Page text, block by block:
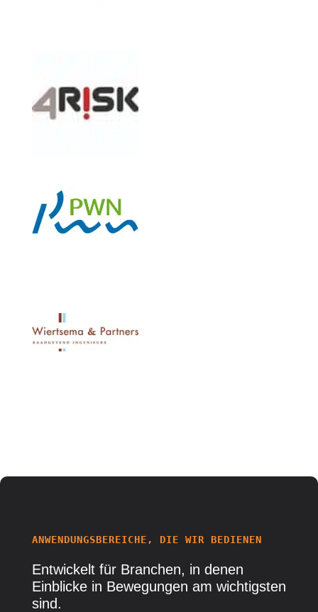
ANWENDUNGSBEREICHE, DIE WIR BEDIENEN
Entwickelt für Branchen, in denen
Einblicke in Bewegungen am wichtigsten
sind.